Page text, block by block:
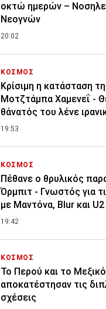
οκτώ ημερών –
Νεογνών
20:02
ΚΟΣΜΟΣ
Κρίσιμη η κατάσταση
Μοτζτάμπα Χαμενεΐ -
θάνατός του λένε
19:53
ΚΟΣΜΟΣ
Πέθανε ο θρυλικός
Όρμπιτ - Γνωστός για
με Μαντόνα, Blur και U2
19:42
ΚΟΣΜΟΣ
Το Περού και το Μεξικό
αποκατέστησαν τις
σχέσεις